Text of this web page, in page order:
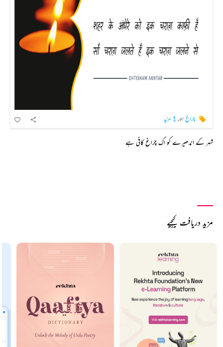
چراغ اور 1 مزید
شہر کے اندھیرے کو اک چراغ کافی ہے
مزید دریافت کیجیے